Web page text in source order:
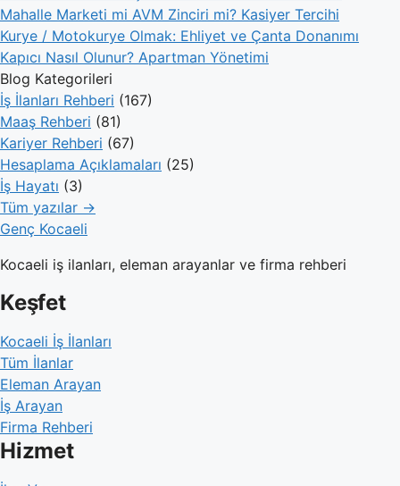
Mahalle Marketi mi AVM Zinciri mi? Kasiyer Tercihi
Kurye / Motokurye Olmak: Ehliyet ve Çanta Donanımı
Kapıcı Nasıl Olunur? Apartman Yönetimi
Blog Kategorileri
İş İlanları Rehberi (167)
Maaş Rehberi (81)
Kariyer Rehberi (67)
Hesaplama Açıklamaları (25)
İş Hayatı (3)
Tüm yazılar →
Genç Kocaeli
Kocaeli iş ilanları, eleman arayanlar ve firma rehberi
Keşfet
Kocaeli İş İlanları
Tüm İlanlar
Eleman Arayan
İş Arayan
Firma Rehberi
Hizmet